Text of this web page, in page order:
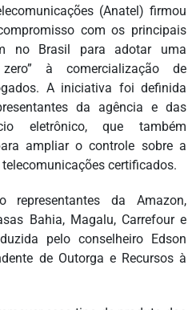
(Anatel) firmou
com os principais
no Brasil para adotar uma
à comercialização de
A iniciativa foi definida
da agência e das
eletrônico, que também
ampliar o controle sobre a
certificados.
representantes da Amazon,
Bahia, Magalu, Carrefour e
pelo conselheiro Edson
de Outorga e Recursos à